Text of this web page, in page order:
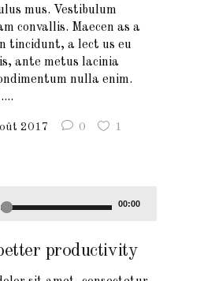
mus. Vestibulum
convallis. Maecen as a
tincidunt, a lect us eu
ante metus lacinia
nulla enim.
2017 0 1
00:00
productivity